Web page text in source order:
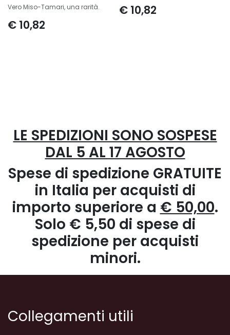
Vero Miso-Tamari, una rarità.
€ 10,82
€ 10,82
LE SPEDIZIONI SONO SOSPESE
DAL 5 AL 17 AGOSTO
Spese di spedizione GRATUITE
in Italia per acquisti di
importo superiore a € 50,00.
Solo € 5,50 di spese di
spedizione per acquisti
minori.
Collegamenti utili